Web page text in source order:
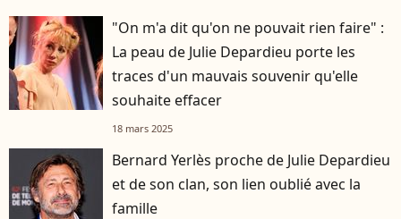
"On m'a dit qu'on ne pouvait rien faire" :
La peau de Julie Depardieu porte les
traces d'un mauvais souvenir qu'elle
souhaite effacer
18 mars 2025
Bernard Yerlès proche de Julie Depardieu
et de son clan, son lien oublié avec la
famille